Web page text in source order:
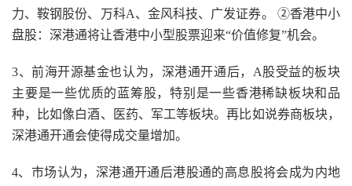
力、鞍钢股份、万科A、金风科技、广发证券。 ②香港中小
盘股：深港通将让香港中小型股票迎来“价值修复”机会。
3、前海开源基金也认为，深港通开通后，A股受益的板块
主要是一些优质的蓝筹股，特别是一些香港稀缺板块和品
种，比如像白酒、医药、军工等板块。再比如说券商板块，
深港通开通会使得成交量增加。
4、市场认为，深港通开通后港股通的高息股将会成为内地